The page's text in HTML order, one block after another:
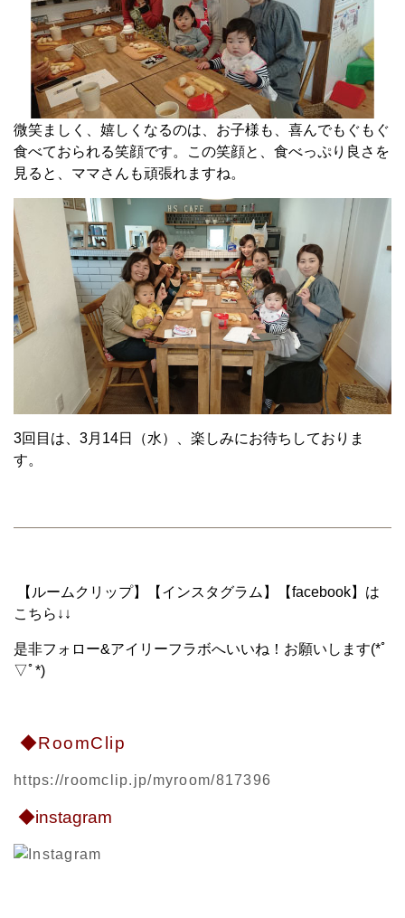
微笑ましく、嬉しくなるのは、お子様も、喜んでもぐもぐ
食べておられる笑顔です。この笑顔と、食べっぷり良さを
見ると、ママさんも頑張れますね。
3回目は、3月14日（水）、楽しみにお待ちしておりま
す。
【ルームクリップ】【インスタグラム】【facebook】は
こちら↓↓
是非フォロー&アイリーフラボへいいね！お願いします(*ﾟ
▽ﾟ*)
◆RoomClip
https://roomclip.jp/myroom/817396
◆instagram